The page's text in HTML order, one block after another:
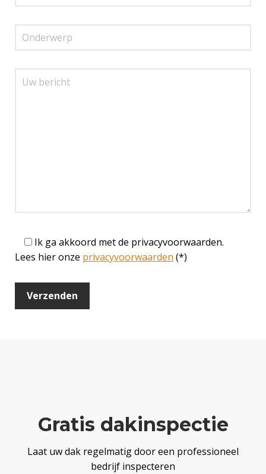
Ik ga akkoord met de privacyvoorwaarden.
Lees hier onze privacyvoorwaarden (*)
Gratis dakinspectie
Laat uw dak regelmatig door een professioneel
bedrijf inspecteren